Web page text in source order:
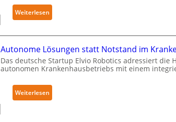
r
g
e
i
f
e
ü
r
h
l
t
S
e
u
r
Weiterlesen:
N
r
a
o
b
Autonome Lösungen statt Notstand im
Das deutsche Startup Elvio Robotics adressiert die
autonomen Krankenhausbetriebs mit einem
Weiterlesen:
A